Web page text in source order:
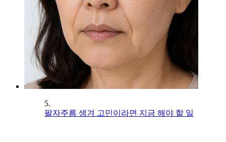
5.
팔자주름 생겨 고민이라면 지금 해야 할 일